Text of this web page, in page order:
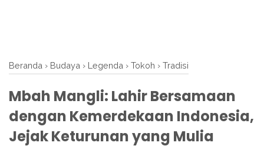
Beranda › Budaya › Legenda › Tokoh › Tradisi
Mbah Mangli: Lahir Bersamaan
dengan Kemerdekaan Indonesia,
Jejak Keturunan yang Mulia